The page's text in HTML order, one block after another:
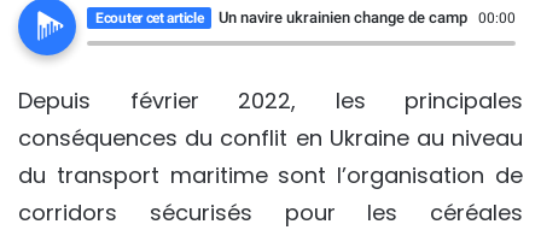
Ecouter cet article Un navire ukrainien change de camp !!00:00
Depuis février 2022, les principales
conséquences du conflit en Ukraine au niveau
du transport maritime sont l’organisation de
corridors sécurisés pour les céréales